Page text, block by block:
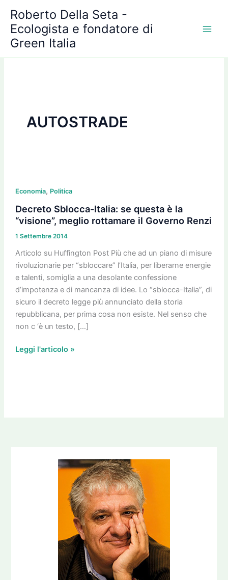
contenuto
Roberto Della Seta -
Ecologista e fondatore di
Green Italia
AUTOSTRADE
Economia, Politica
Decreto Sblocca-Italia: se questa è la
“visione”, meglio rottamare il Governo Renzi
1 Settembre 2014
Articolo su Huffington Post Più che ad un piano di misure
rivoluzionarie per “sbloccare” l’Italia, per liberarne energie
e talenti, somiglia a una desolante confessione
d’impotenza e di mancanza di idee. Lo “sblocca-Italia”, di
sicuro il decreto legge più annunciato della storia
repubblicana, per prima cosa non esiste. Nel senso che
non c ‘è un testo, […]
Sblocca-
Italia:
se
è
la
“visione”,
meglio
rottamare
il
Governo
Renzi
Leggi l'articolo »
r
c
h